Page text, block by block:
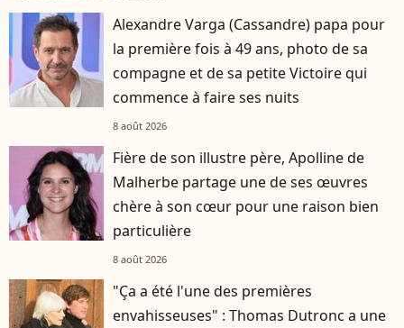
Alexandre Varga (Cassandre) papa pour
la première fois à 49 ans, photo de sa
compagne et de sa petite Victoire qui
commence à faire ses nuits
8 août 2026
Fière de son illustre père, Apolline de
Malherbe partage une de ses œuvres
chère à son cœur pour une raison bien
particulière
8 août 2026
"Ça a été l'une des premières
envahisseuses" : Thomas Dutronc a une